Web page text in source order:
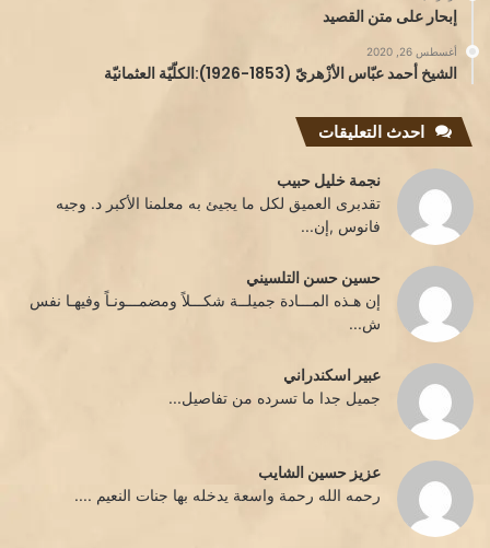
إبحار على متن القصيد
أغسطس 26, 2020
الشيخ أحمد عبّاس الأزْهريّ (1853-1926):الكلّيّة العثمانيّة
احدث التعليقات
نجمة خليل حبيب
تقدبرى العميق لكل ما يجيئ به معلمنا الأكبر د. وجيه
فانوس ,إن...
حسين حسن التلسيني
إن هـذه المـــادة جميلــة شكـــلاً ومضمـــونـاً وفيهـا نفس
ش...
عبير اسكندراني
جميل جدا ما تسرده من تفاصيل...
عزيز حسين الشايب
رحمه الله رحمة واسعة يدخله بها جنات النعيم ....